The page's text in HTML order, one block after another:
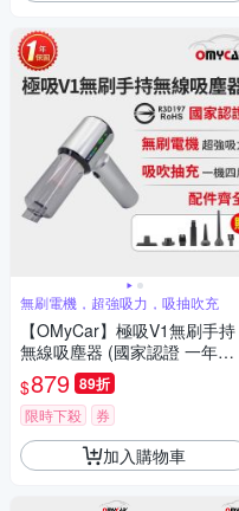
無刷電機，超強吸力，吸抽吹充
【OMyCar】極吸V1無刷手持
無線吸塵器 (國家認證 一年保
固) 無線吸塵器 無刷電機 吸充
吹抽四合一 除塵 抽真空 車家兩
用
$879 89折
限時下殺 券
加入購物車